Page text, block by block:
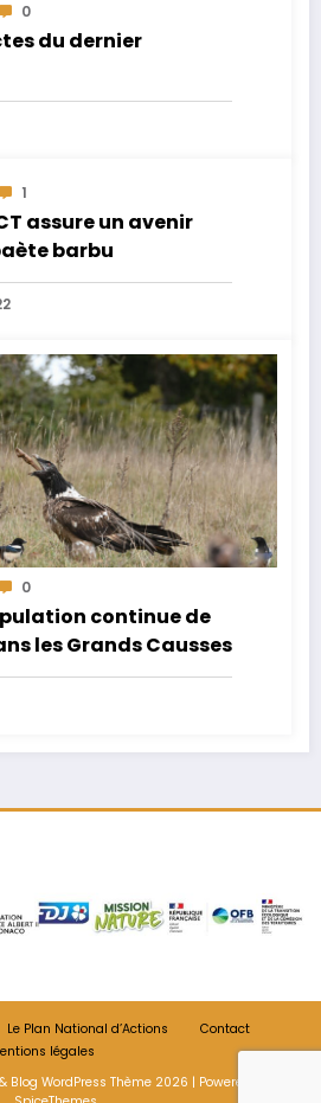
0
du dernier
1
assure un avenir
barbu
0
continue de
les Grands Causses
Le Plan National d’Actions
Contact
légales
Blog WordPress Thème 2026 | Powered By